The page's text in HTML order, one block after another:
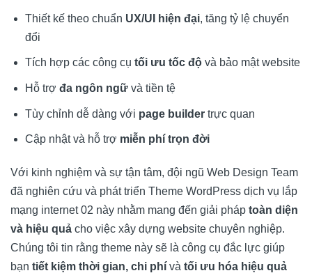
Thiết kế theo chuẩn UX/UI hiện đại, tăng tỷ lệ chuyển
đổi
Tích hợp các công cụ tối ưu tốc độvà bảo mật website
Hỗ trợ đa ngôn ngữvà tiền tệ
Tùy chỉnh dễ dàng với page buildertrực quan
Cập nhật và hỗ trợ miễn phí trọn đời
Với kinh nghiệm và sự tận tâm, đội ngũ Web Design Team
đã nghiên cứu và phát triển Theme WordPress dịch vụ lắp
mạng internet 02 này nhằm mang đến giải pháp toàn diện
và hiệu quả cho việc xây dựng website chuyên nghiệp.
Chúng tôi tin rằng theme này sẽ là công cụ đắc lực giúp
bạn tiết kiệm thời gian, chi phí và tối ưu hóa hiệu quả